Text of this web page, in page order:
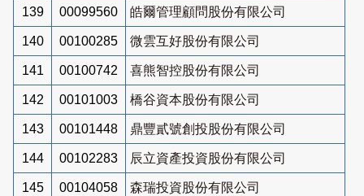
139 00099560 皓爾管理顧問股份有限公司
140 00100285 微雲互好股份有限公司
141 00100742 喜熊智控股份有限公司
142 00101003 橋谷資本股份有限公司
143 00101448 鼎豐貳號創投股份有限公司
144 00102283 辰立資產投資股份有限公司
145 00104058 森瑞投資股份有限公司